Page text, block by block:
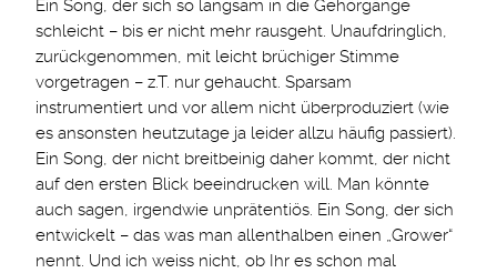
Ein Song, der sich so langsam in die Gehörgänge
schleicht – bis er nicht mehr rausgeht. Unaufdringlich,
zurückgenommen, mit leicht brüchiger Stimme
vorgetragen – z.T. nur gehaucht. Sparsam
instrumentiert und vor allem nicht überproduziert (wie
es ansonsten heutzutage ja leider allzu häufig passiert).
Ein Song, der nicht breitbeinig daher kommt, der nicht
auf den ersten Blick beeindrucken will. Man könnte
auch sagen, irgendwie unprätentiös. Ein Song, der sich
entwickelt – das was man allenthalben einen „Grower“
nennt. Und ich weiss nicht, ob Ihr es schon mal